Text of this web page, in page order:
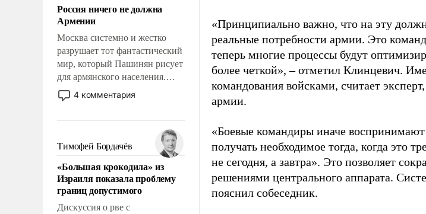
уязвимости США, например,
перед Китаем.
Россия ничего не должна
Армении
Москва системно и жестко
разрушает тот фантастический
мир, который Пашинян рисует
для армянского населения.
Мир, где этому населению все
должны просто по
политические прожекты будут
беспрекословно оплачиваться
за счет российских
налогоплательщиков и где за
свои поступки не нужно
отвечать.
4 комментария
Тимофей Бордачёв
«Большая крокодила» из
Израиля показала проблему
границ допустимого
Дискуссия о рве с
«Принципиально важно, что на эту
реальные потребности армии. Это
теперь многие процессы будут
более четкой», – отметил Клинцевич.
командования войсками, считает
армии.
«Боевые командиры иначе
получать необходимое тогда, когда это
не сегодня, а завтра». Это позволяет
решениями центрального аппарата.
пояснил собеседник.